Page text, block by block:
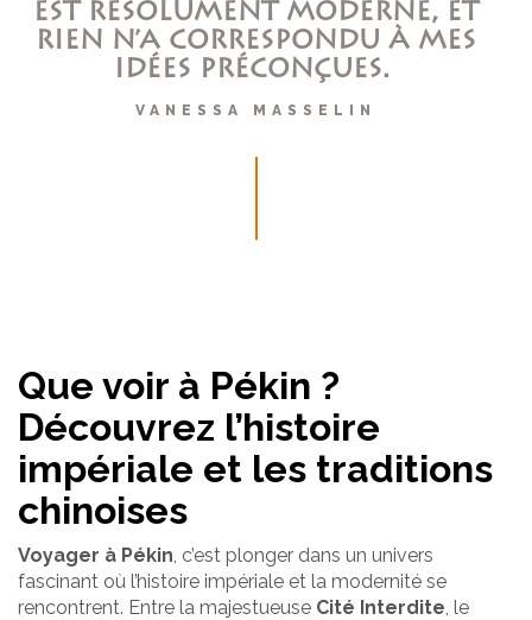
EST RÉSOLUMENT MODERNE, ET
RIEN N’A CORRESPONDU À MES
IDÉES PRÉCONÇUES.
VANESSA MASSELIN
Que voir à Pékin ?
Découvrez l’histoire
impériale et les traditions
chinoises
Voyager à Pékin, c’est plonger dans un univers
fascinant où l’histoire impériale et la modernité se
rencontrent. Entre la majestueuse Cité Interdite, le